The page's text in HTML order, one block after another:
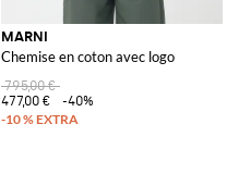
MARNI
Chemise en coton avec logo
795,00 €
477,00 €
-40%